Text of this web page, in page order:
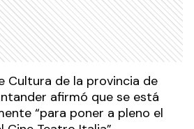
Cultura de la provincia de
afirmó que se está
“para poner a pleno el